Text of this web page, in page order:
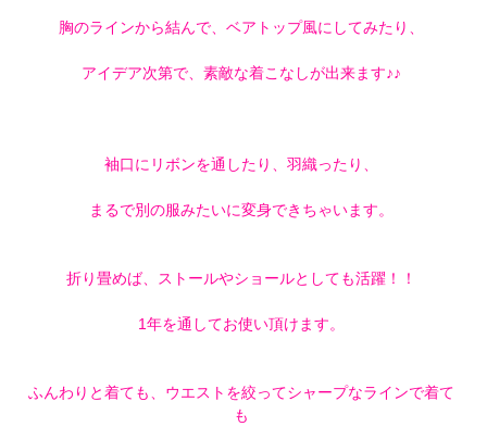
胸のラインから結んで、ベアトップ風にしてみたり、
アイデア次第で、素敵な着こなしが出来ます♪♪
袖口にリボンを通したり、羽織ったり、
まるで別の服みたいに変身できちゃいます。
折り畳めば、ストールやショールとしても活躍！！
1年を通してお使い頂けます。
ふんわりと着ても、ウエストを絞ってシャープなラインで着て
も